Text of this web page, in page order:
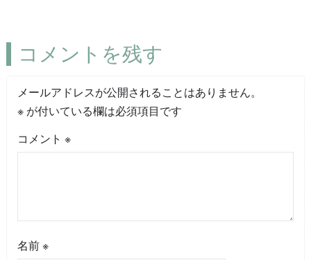
コメントを残す
メールアドレスが公開されることはありません。
※が付いている欄は必須項目です
コメント ※
名前 ※